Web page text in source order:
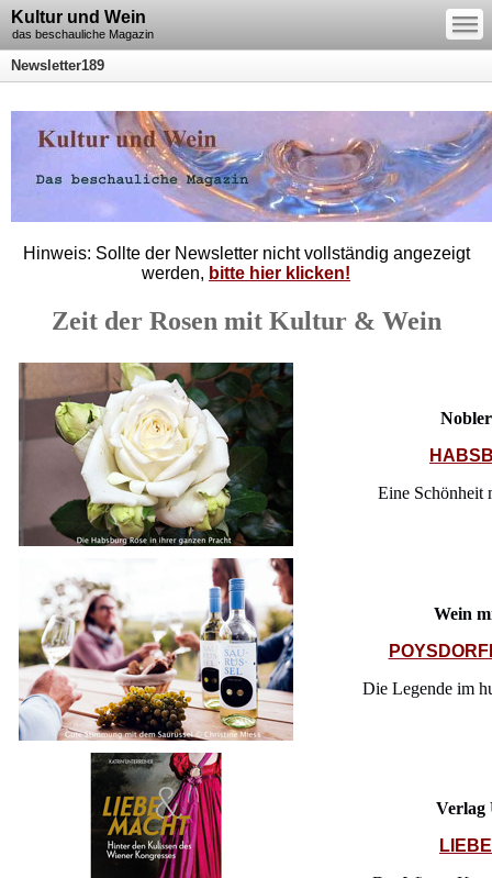
Kultur und Wein
das beschauliche Magazin
—
—
—
Newsletter189
Hinweis: Sollte der Newsletter nicht vollständig angezeigt
werden, bitte hier klicken!
Zeit der Rosen mit Kultur & Wein
Eine Schönheit
Wein
Die Legende im
Verlag